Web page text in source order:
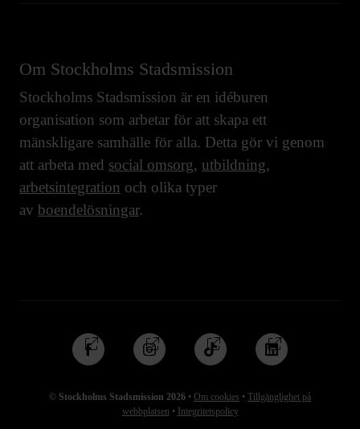
Om Stockholms Stadsmission
Stockholms Stadsmission är en idéburen
organisation som arbetar för att skapa ett
mänskligare samhälle för alla. Detta gör vi genom
att arbeta med social omsorg, utbildning,
arbetsintegration och olika typer
av boendelösningar.
© Stockholms Stadsmission 2026 • Om cookies • Tillgänglighet på
webbplatsen • Integritetspolicy
Följ
oss
Facebook
Följ
oss
Instagram
Följ
oss
TikTok
Följ
oss
Linkedin